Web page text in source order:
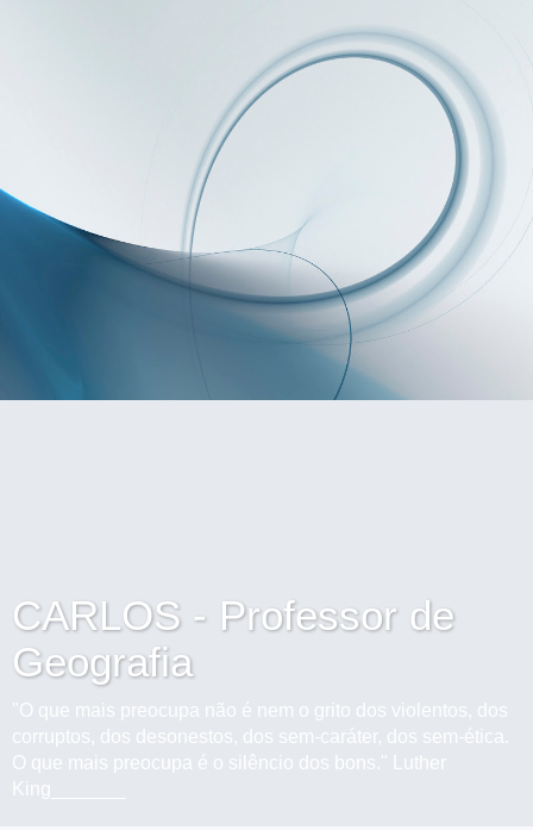
CARLOS - Professor de
Geografia
"O que mais preocupa não é nem o grito dos violentos, dos
corruptos, dos desonestos, dos sem-caráter, dos sem-ética.
O que mais preocupa é o silêncio dos bons." Luther
King_______